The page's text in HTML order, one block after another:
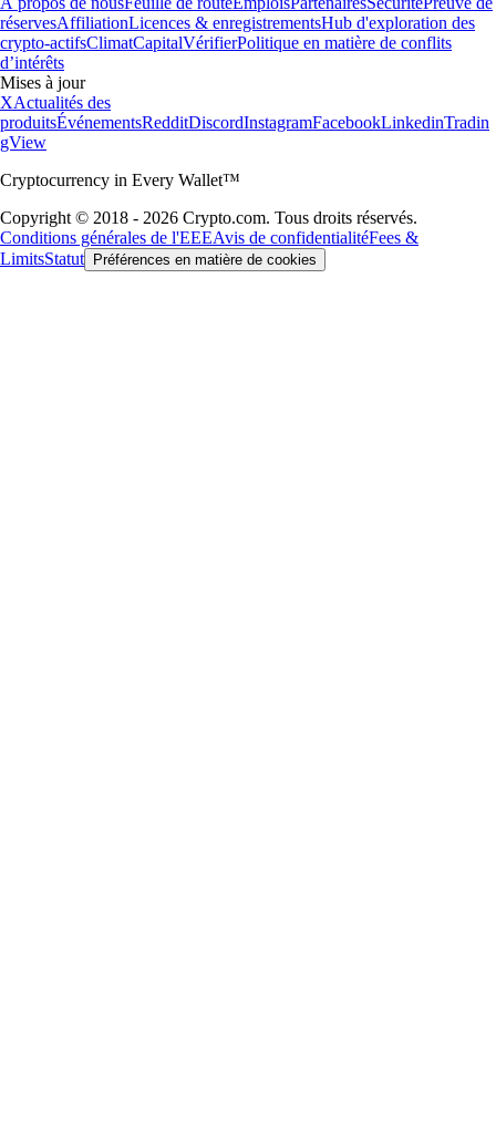
réservesAffiliationLicences & enregistrementsHub d'exploration des
crypto-actifsClimatCapitalVérifierPolitique en matière de conflits
d’intérêts
Mises à jour
XActualités des
produitsÉvénementsRedditDiscordInstagramFacebookLinkedinTradin
gView
Cryptocurrency in Every Wallet™
Copyright © 2018 - 2026 Crypto.com. Tous droits réservés.
Conditions générales de l'EEEAvis de confidentialitéFees &
LimitsStatut Préférences en matière de cookies